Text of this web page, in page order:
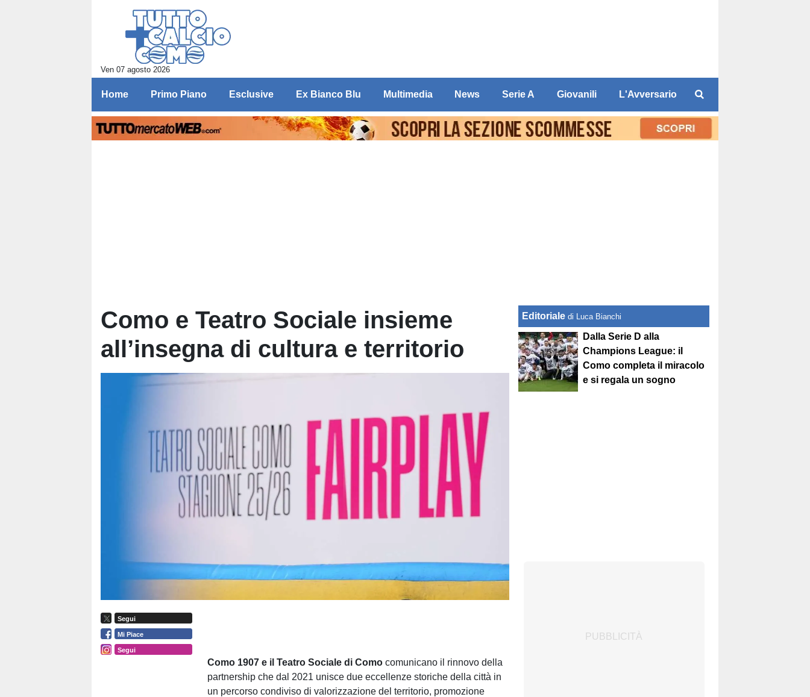
Ven 07 agosto 2026
Home Primo Piano Esclusive Ex Bianco Blu Multimedia News Serie A Giovanili L'Avversario
Como e Teatro Sociale insieme
all’insegna di cultura e territorio
Segui
Mi Piace
Segui
Como 1907 e il Teatro Sociale di Como comunicano il rinnovo della
partnership che dal 2021 unisce due eccellenze storiche della città in
un percorso condiviso di valorizzazione del territorio, promozione
Editoriale di Luca Bianchi
Dalla Serie D alla
Champions League: il
Como completa il miracolo
e si regala un sogno